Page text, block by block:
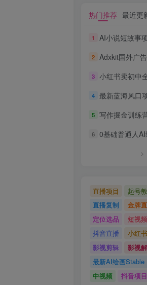
热门推荐 最近更
1 AI小说短故事项目，大佬亲测月入1-
2 Adxkit国外广告联盟系统，
3 小红书卖初中全科目
4 最新蓝海风口项目，抖音
5 写作掘金训练营，普通人如何依靠
6 0基础普通人AI编程，不用手写一
直播项目 起号
直播复制
金牌
定位选品
短视
抖音直播
小红
影视剪辑
影视
最新AI绘画Stable
中视频
抖音项目